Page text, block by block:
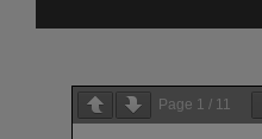
Page 1 / 11